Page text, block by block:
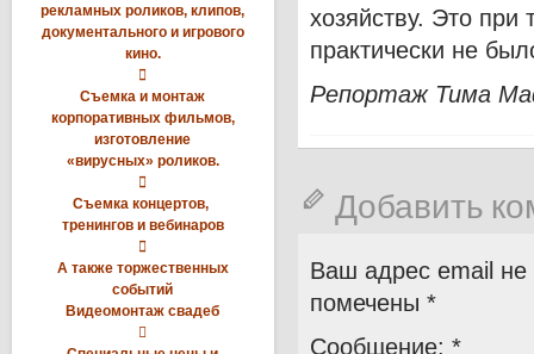
рекламных роликов, клипов,
документального и игрового
кино.

Съемка и монтаж
корпоративных фильмов,
изготовление
«вирусных» роликов.

Съемка концертов,
тренингов и вебинаров

А также торжественных
событий
Видеомонтаж свадеб

хозяйству. Это при
практически не
Репортаж Тима
Добавить
Ваш адрес email не
помечены *
Сообщение: *